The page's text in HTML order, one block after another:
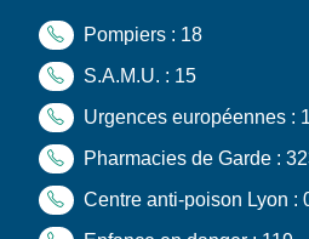
Pompiers : 18
S.A.M.U. : 15
Urgences européennes :
Pharmacies de Garde :
Centre anti-poison Lyon :